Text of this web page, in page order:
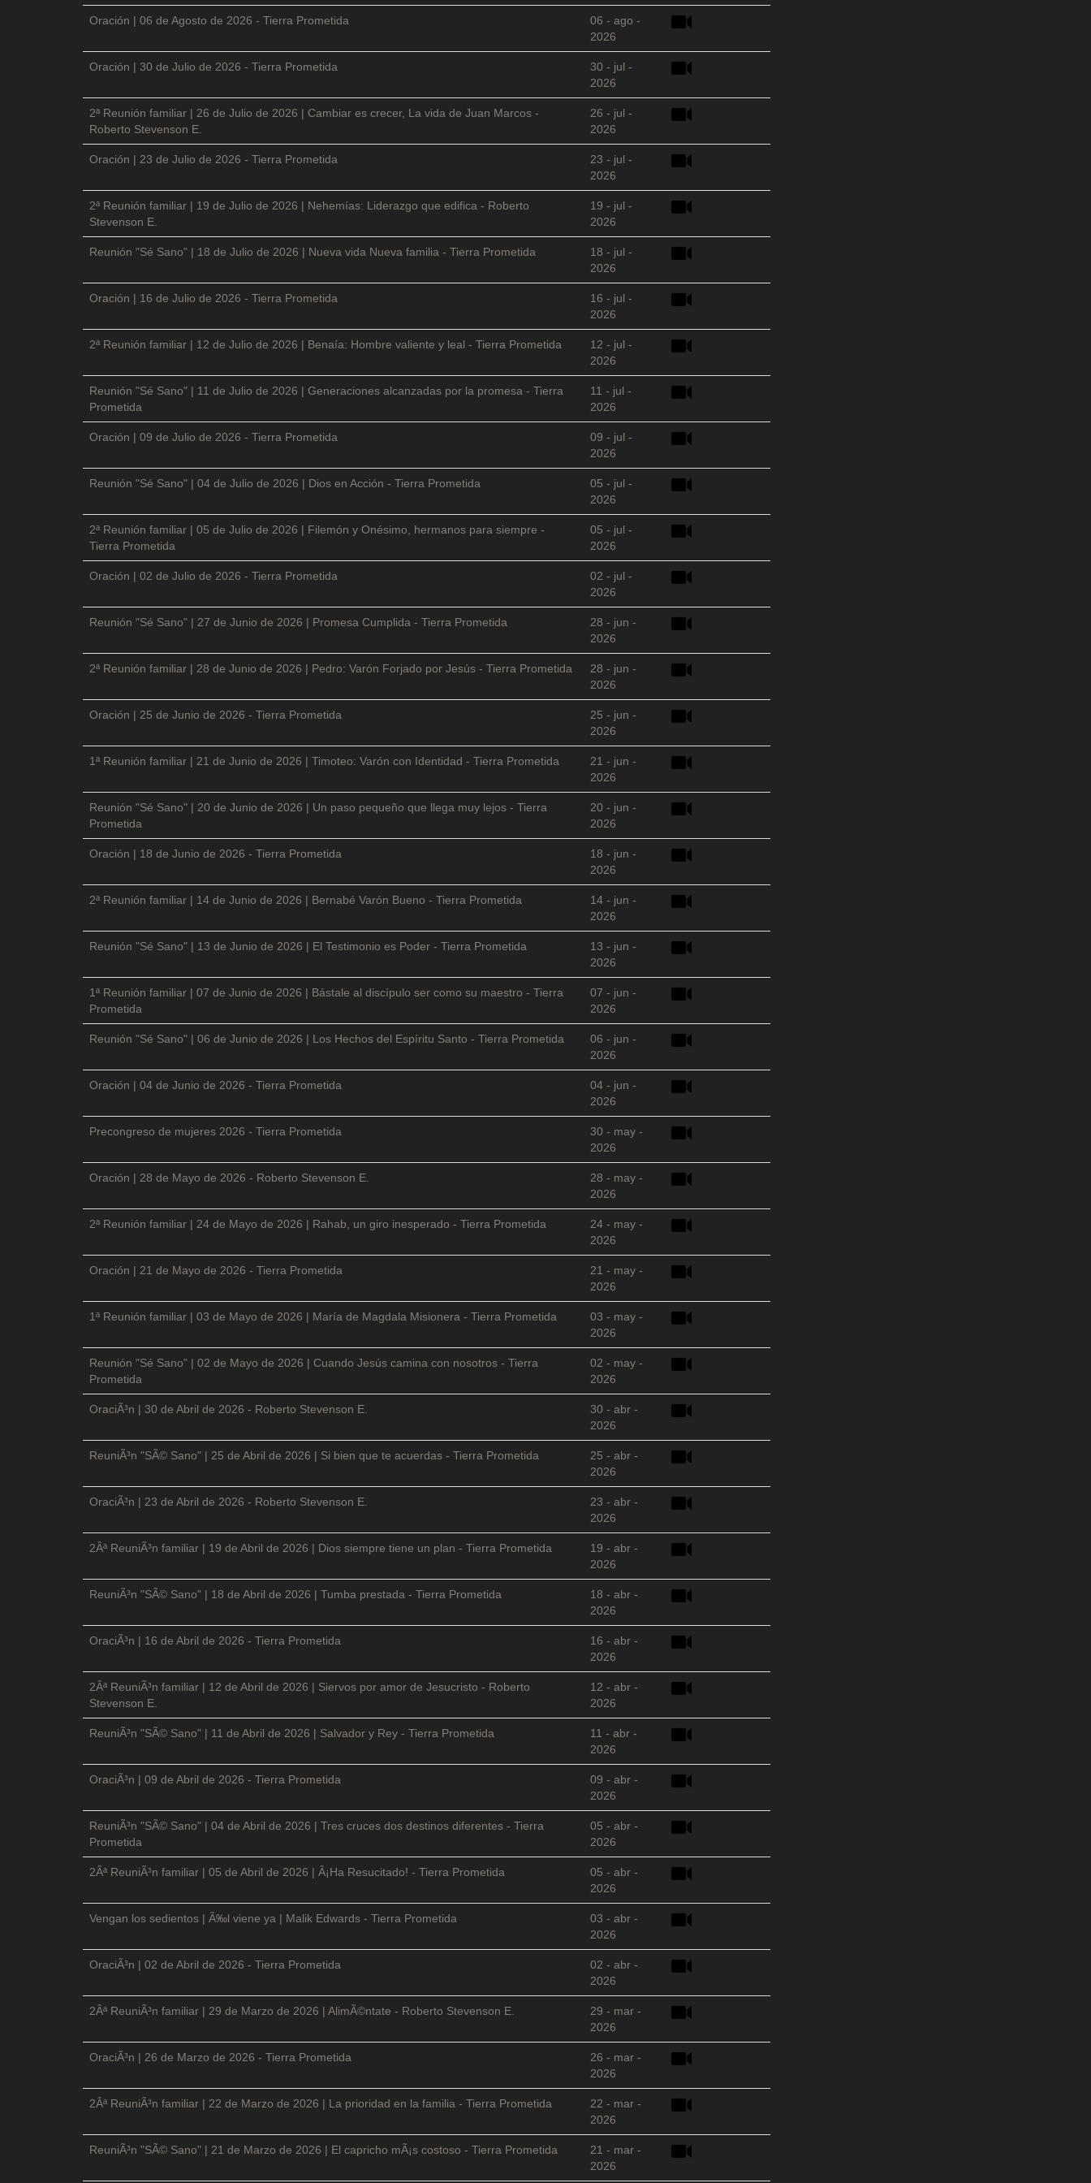
Oración | 06 de Agosto de 2026 - Tierra Prometida
06 - ago -
2026
Oración | 30 de Julio de 2026 - Tierra Prometida
30 - jul -
2026
2ª Reunión familiar | 26 de Julio de 2026 | Cambiar es crecer, La vida de Juan Marcos -
Roberto Stevenson E.
26 - jul -
2026
Oración | 23 de Julio de 2026 - Tierra Prometida
23 - jul -
2026
2ª Reunión familiar | 19 de Julio de 2026 | Nehemías: Liderazgo que edifica - Roberto
Stevenson E.
19 - jul -
2026
Reunión "Sé Sano" | 18 de Julio de 2026 | Nueva vida Nueva familia - Tierra Prometida
18 - jul -
2026
Oración | 16 de Julio de 2026 - Tierra Prometida
16 - jul -
2026
2ª Reunión familiar | 12 de Julio de 2026 | Benaía: Hombre valiente y leal - Tierra Prometida
12 - jul -
2026
Reunión "Sé Sano" | 11 de Julio de 2026 | Generaciones alcanzadas por la promesa - Tierra
Prometida
11 - jul -
2026
Oración | 09 de Julio de 2026 - Tierra Prometida
09 - jul -
2026
Reunión "Sé Sano" | 04 de Julio de 2026 | Dios en Acción - Tierra Prometida
05 - jul -
2026
2ª Reunión familiar | 05 de Julio de 2026 | Filemón y Onésimo, hermanos para siempre -
Tierra Prometida
05 - jul -
2026
Oración | 02 de Julio de 2026 - Tierra Prometida
02 - jul -
2026
Reunión "Sé Sano" | 27 de Junio de 2026 | Promesa Cumplida - Tierra Prometida
28 - jun -
2026
2ª Reunión familiar | 28 de Junio de 2026 | Pedro: Varón Forjado por Jesús - Tierra Prometida
28 - jun -
2026
Oración | 25 de Junio de 2026 - Tierra Prometida
25 - jun -
2026
1ª Reunión familiar | 21 de Junio de 2026 | Timoteo: Varón con Identidad - Tierra Prometida
21 - jun -
2026
Reunión "Sé Sano" | 20 de Junio de 2026 | Un paso pequeño que llega muy lejos - Tierra
Prometida
20 - jun -
2026
Oración | 18 de Junio de 2026 - Tierra Prometida
18 - jun -
2026
2ª Reunión familiar | 14 de Junio de 2026 | Bernabé Varón Bueno - Tierra Prometida
14 - jun -
2026
Reunión "Sé Sano" | 13 de Junio de 2026 | El Testimonio es Poder - Tierra Prometida
13 - jun -
2026
1ª Reunión familiar | 07 de Junio de 2026 | Bástale al discípulo ser como su maestro - Tierra
Prometida
07 - jun -
2026
Reunión "Sé Sano" | 06 de Junio de 2026 | Los Hechos del Espíritu Santo - Tierra Prometida
06 - jun -
2026
Oración | 04 de Junio de 2026 - Tierra Prometida
04 - jun -
2026
Precongreso de mujeres 2026 - Tierra Prometida
30 - may -
2026
Oración | 28 de Mayo de 2026 - Roberto Stevenson E.
28 - may -
2026
2ª Reunión familiar | 24 de Mayo de 2026 | Rahab, un giro inesperado - Tierra Prometida
24 - may -
2026
Oración | 21 de Mayo de 2026 - Tierra Prometida
21 - may -
2026
1ª Reunión familiar | 03 de Mayo de 2026 | María de Magdala Misionera - Tierra Prometida
03 - may -
2026
Reunión "Sé Sano" | 02 de Mayo de 2026 | Cuando Jesús camina con nosotros - Tierra
Prometida
02 - may -
2026
OraciÃ³n | 30 de Abril de 2026 - Roberto Stevenson E.
30 - abr -
2026
ReuniÃ³n "SÃ© Sano" | 25 de Abril de 2026 | Si bien que te acuerdas - Tierra Prometida
25 - abr -
2026
OraciÃ³n | 23 de Abril de 2026 - Roberto Stevenson E.
23 - abr -
2026
2Âª ReuniÃ³n familiar | 19 de Abril de 2026 | Dios siempre tiene un plan - Tierra Prometida
19 - abr -
2026
ReuniÃ³n "SÃ© Sano" | 18 de Abril de 2026 | Tumba prestada - Tierra Prometida
18 - abr -
2026
OraciÃ³n | 16 de Abril de 2026 - Tierra Prometida
16 - abr -
2026
2Âª ReuniÃ³n familiar | 12 de Abril de 2026 | Siervos por amor de Jesucristo - Roberto
Stevenson E.
12 - abr -
2026
ReuniÃ³n "SÃ© Sano" | 11 de Abril de 2026 | Salvador y Rey - Tierra Prometida
11 - abr -
2026
OraciÃ³n | 09 de Abril de 2026 - Tierra Prometida
09 - abr -
2026
ReuniÃ³n "SÃ© Sano" | 04 de Abril de 2026 | Tres cruces dos destinos diferentes - Tierra
Prometida
05 - abr -
2026
2Âª ReuniÃ³n familiar | 05 de Abril de 2026 | Â¡Ha Resucitado! - Tierra Prometida
05 - abr -
2026
Vengan los sedientos | Ã‰l viene ya | Malik Edwards - Tierra Prometida
03 - abr -
2026
OraciÃ³n | 02 de Abril de 2026 - Tierra Prometida
02 - abr -
2026
2Âª ReuniÃ³n familiar | 29 de Marzo de 2026 | AlimÃ©ntate - Roberto Stevenson E.
29 - mar -
2026
OraciÃ³n | 26 de Marzo de 2026 - Tierra Prometida
26 - mar -
2026
2Âª ReuniÃ³n familiar | 22 de Marzo de 2026 | La prioridad en la familia - Tierra Prometida
22 - mar -
2026
ReuniÃ³n "SÃ© Sano" | 21 de Marzo de 2026 | El capricho mÃ¡s costoso - Tierra Prometida
21 - mar -
2026